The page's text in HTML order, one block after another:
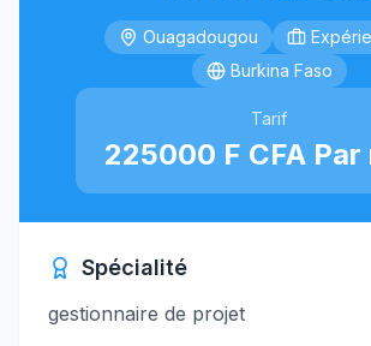
Ouagadougou
Burkina Faso
Tarif
225000 F CFA Par
Spécialité
gestionnaire de projet